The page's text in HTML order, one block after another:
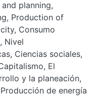
planning,
, Production of
, Consumo
, Nivel
, Ciencias sociales,
, El
y la planeación,
Producción de energía